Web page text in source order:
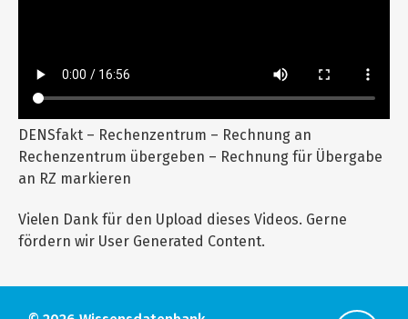
DENSfakt – Rechenzentrum – Rechnung an
Rechenzentrum übergeben – Rechnung für Übergabe
an RZ markieren
Vielen Dank für den Upload dieses Videos. Gerne
fördern wir User Generated Content.